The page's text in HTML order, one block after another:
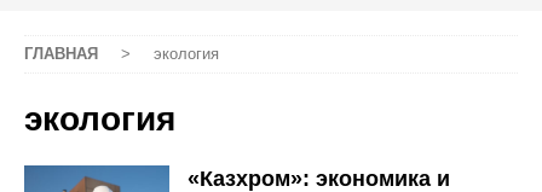
ГЛАВНАЯ > экология
экология
«Казхром»: экономика и